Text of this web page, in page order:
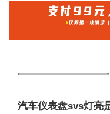
汽车仪表盘svs灯亮